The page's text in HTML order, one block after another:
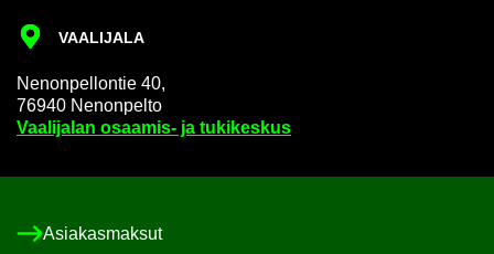
VAA­LI­JA­LA
Ne­non­pel­lon­tie 40,
76940 Ne­non­pel­to
Vaa­li­ja­lan osaamis-​ ja tu­ki­kes­kus
Asia­kas­mak­sut